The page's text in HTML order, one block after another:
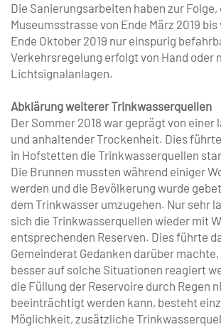
Die Sanierungsarbeiten haben zur Folge,
Museumsstrasse von Ende März 2019
Ende Oktober 2019 nur einspurig
Verkehrsregelung erfolgt von Hand oder
Lichtsignalanlagen.
Abklärung weiterer Trinkwasserquellen
Der Sommer 2018 war geprägt von einer
und anhaltender Trockenheit. Dies
in Hofstetten die Trinkwasserquellen
Die Brunnen mussten während einiger
werden und die Bevölkerung wurde
dem Trinkwasser umzugehen. Nur sehr
sich die Trinkwasserquellen wieder mit
entsprechenden Reserven. Dies führte
Gemeinderat Gedanken darüber
besser auf solche Situationen reagiert
die Füllung der Reservoire durch Regen
beeinträchtigt werden kann, besteht
Möglichkeit, zusätzliche